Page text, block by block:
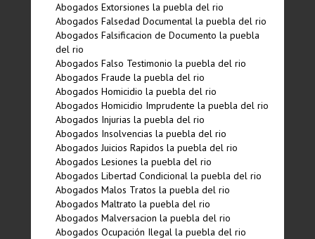
Abogados Extorsiones la puebla del rio
Abogados Falsedad Documental la puebla del rio
Abogados Falsificacion de Documento la puebla
del rio
Abogados Falso Testimonio la puebla del rio
Abogados Fraude la puebla del rio
Abogados Homicidio la puebla del rio
Abogados Homicidio Imprudente la puebla del rio
Abogados Injurias la puebla del rio
Abogados Insolvencias la puebla del rio
Abogados Juicios Rapidos la puebla del rio
Abogados Lesiones la puebla del rio
Abogados Libertad Condicional la puebla del rio
Abogados Malos Tratos la puebla del rio
Abogados Maltrato la puebla del rio
Abogados Malversacion la puebla del rio
Abogados Ocupación Ilegal la puebla del rio